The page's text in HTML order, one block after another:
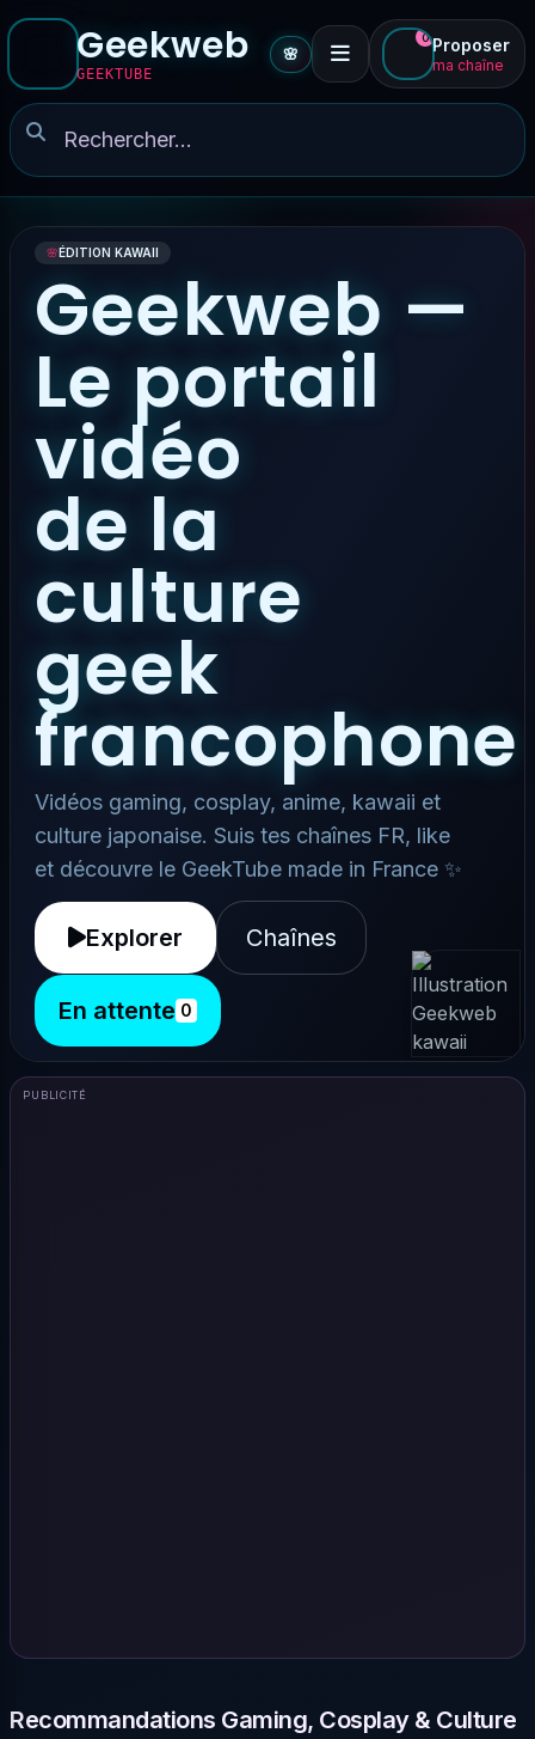
Geekweb
GEEKTUBE
🌸
0 Proposer
ma chaîne
🌸ÉDITION KAWAII
Geekweb —
Le portail
vidéo
de la
culture
geek
francophone
Vidéos gaming, cosplay, anime, kawaii et
culture japonaise. Suis tes chaînes FR, like
et découvre le GeekTube made in France ✨
Explorer Chaînes
En attente 0
PUBLICITÉ
Recommandations Gaming, Cosplay & Culture